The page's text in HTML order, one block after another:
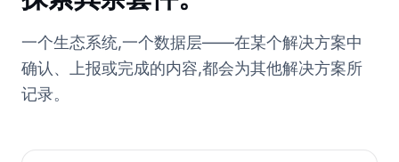
一个生态系统,一个数据层——在某个解决方案中
确认、上报或完成的内容,都会为其他解决方案所
记录。